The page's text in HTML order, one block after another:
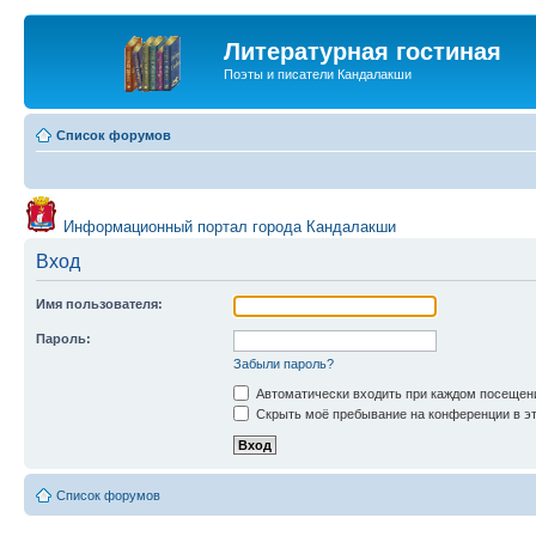
Литературная гостиная
Поэты и писатели Кандалакши
Список форумов
Информационный портал города Кандалакши
Вход
Имя пользователя:
Пароль:
Забыли пароль?
Автоматически входить при каждом
Скрыть моё пребывание на конференции в
Список форумов